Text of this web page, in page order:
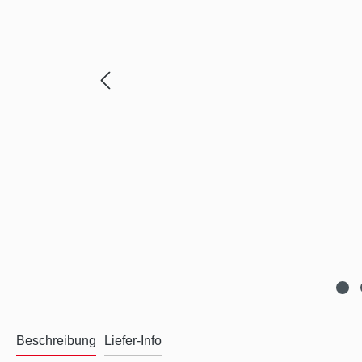
Beschreibung Liefer-Info